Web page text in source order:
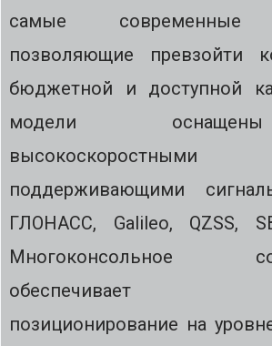
самые современные
позволяющие превзойти
бюджетной и доступной
модели
высокоскоростными
поддерживающими
ГЛОНАСС, Galileo, QZSS,
Многоконсольное
обеспечивает
позиционирование на